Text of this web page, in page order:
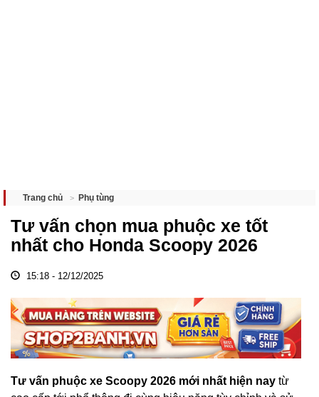
Trang chủ Phụ tùng
Tư vấn chọn mua phuộc xe tốt
nhất cho Honda Scoopy 2026
15:18 - 12/12/2025
Tư vấn phuộc xe Scoopy 2026 mới nhất hiện nay từ